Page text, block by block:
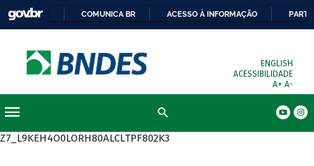
COMUNICA BR ACESSO À INFORMAÇÃO
ENGLISH
ACESSIBILIDADE
A+ A-
Z7_L9KEH4O0LORH80ALCLTPF802K3